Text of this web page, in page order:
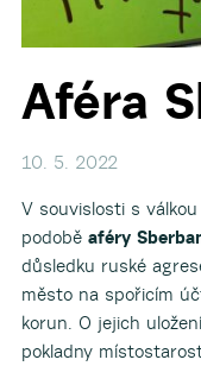
Aféra
10. 5. 2022
V souvislosti s
podobě aféry
důsledku ruské
město na spořicím
korun. O jejich
pokladny